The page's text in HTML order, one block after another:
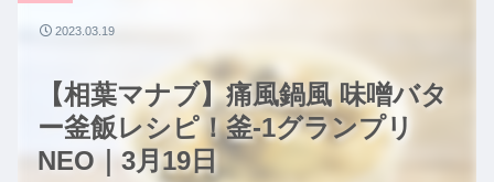
【相葉マナブ】痛風鍋風 味噌バタ
ー釜飯レシピ！釜-1グランプリ
NEO｜3月19日
2023.03.19